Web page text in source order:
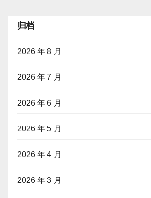
归档
2026 年 8 月
2026 年 7 月
2026 年 6 月
2026 年 5 月
2026 年 4 月
2026 年 3 月